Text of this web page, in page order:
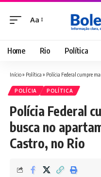
Font
Aa
Home Rio Política
Início» Política » Polícia Federal cumpre
POLÍCIA POLÍTICA
Polícia Federal
busca no
Castro, no Rio